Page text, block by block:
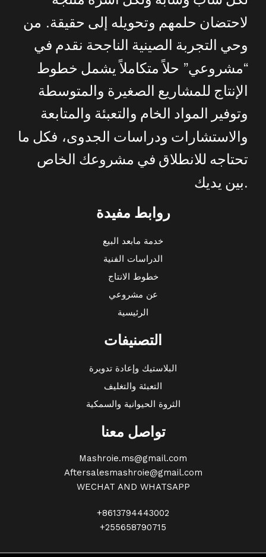
تواصل معنا
Mashroie.ms@gmail.com
Aftersalesmashroie@gmail.com
WECHAT AND WHATSAPP
+8613794443002
+255658790715
التصنيفات
البلاستيك وإعادة تدويرة
التعبئة والتغليف
الثروة الحيوانية والسمكية
روابط مفيدة
خدمة مابعد البيع
الدراسات الفنية
خطوط الانتاج
عن مشروعي
الرئيسية
لاحتضان حلمهم وتحويله إلى حقيقة. من
وحي التجربة الصينية الناجحة نقدم في
“مشروعي” حلاً متكاملاً يشمل خطوط
الإنتاج للمشاريع الصغيرة والمتوسطة
وتوفير
المواد الخام والتعبئة والمتابعة
والاستشارات ودراسات الجدوى، فكل ما
تحتاجه للانطلاق في مشروعك الخاص
بين يديك .